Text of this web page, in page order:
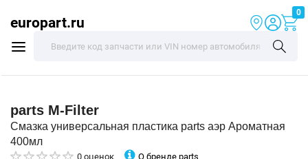
europart.ru
0
parts M-Filter
Смазка универсальная пластика parts аэр Ароматная
400мл
0 оценок О бренде parts